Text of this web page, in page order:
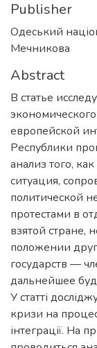
Publisher
Одеський
Мечникова
Abstract
В статье
европейской
Республики
анализ того,
ситуация,
политической
протестами в
взятой стране,
положении
государств —
дальнейшее
У статті
кризи на
інтеграції. На